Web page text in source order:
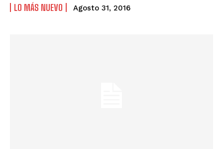
LO MÁS NUEVO Agosto 31, 2016